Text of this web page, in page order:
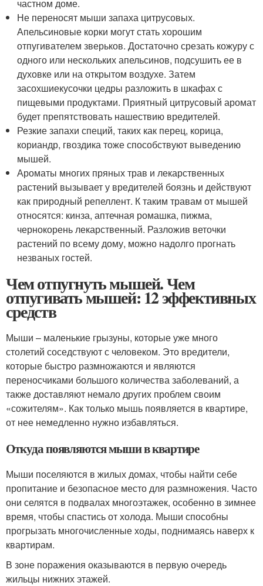
частном доме.
Не переносят мыши запаха цитрусовых.
Апельсиновые корки могут стать хорошим
отпугивателем зверьков. Достаточно срезать кожуру с
одного или нескольких апельсинов, подсушить ее в
духовке или на открытом воздухе. Затем
засохшиекусочки цедры разложить в шкафах с
пищевыми продуктами. Приятный цитрусовый аромат
будет препятствовать нашествию вредителей.
Резкие запахи специй, таких как перец, корица,
кориандр, гвоздика тоже способствуют выведению
мышей.
Ароматы многих пряных трав и лекарственных
растений вызывает у вредителей боязнь и действуют
как природный репеллент. К таким травам от мышей
относятся: кинза, аптечная ромашка, пижма,
чернокорень лекарственный. Разложив веточки
растений по всему дому, можно надолго прогнать
незваных гостей.
Чем отпугнуть мышей. Чем
отпугивать мышей: 12 эффективных
средств
Мыши – маленькие грызуны, которые уже много
столетий соседствуют с человеком. Это вредители,
которые быстро размножаются и являются
переносчиками большого количества заболеваний, а
также доставляют немало других проблем своим
«сожителям». Как только мышь появляется в квартире,
от нее немедленно нужно избавляться.
Откуда появляются мыши в квартире
Мыши поселяются в жилых домах, чтобы найти себе
пропитание и безопасное место для размножения. Часто
они селятся в подвалах многоэтажек, особенно в зимнее
время, чтобы спастись от холода. Мыши способны
прогрызать многочисленные ходы, поднимаясь наверх к
квартирам.
В зоне поражения оказываются в первую очередь
жильцы нижних этажей.